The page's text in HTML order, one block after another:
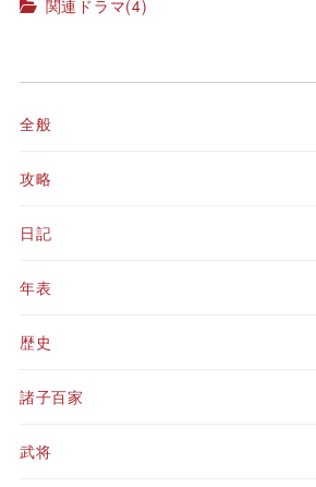
関連ドラマ(4)
全般
攻略
日記
年表
歴史
諸子百家
武将